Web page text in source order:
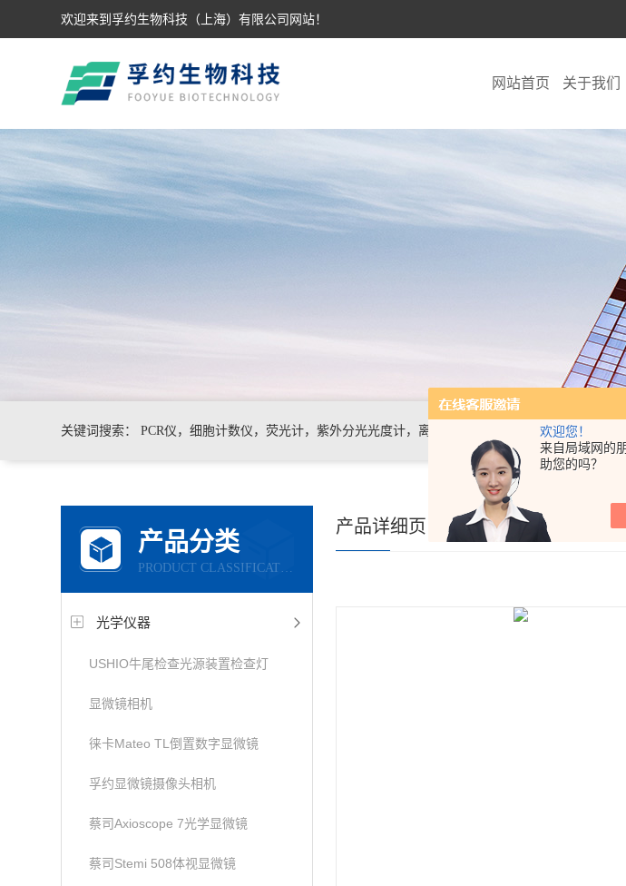
欢迎您！
来自局域网的
助您的吗？
欢迎来到孚约生物科技（上海）有限公司网站！
网站首页 关于我们
关键词搜索： PCR仪，细胞计数仪，荧光计，紫外分光光度计，离心机，电泳仪电泳槽，化学发光
产品分类
PRODUCT CLASSIFICATION
光学仪器
USHIO牛尾检查光源装置检查灯
显微镜相机
徕卡Mateo TL倒置数字显微镜
孚约显微镜摄像头相机
蔡司Axioscope 7光学显微镜
蔡司Stemi 508体视显微镜
产品详细页